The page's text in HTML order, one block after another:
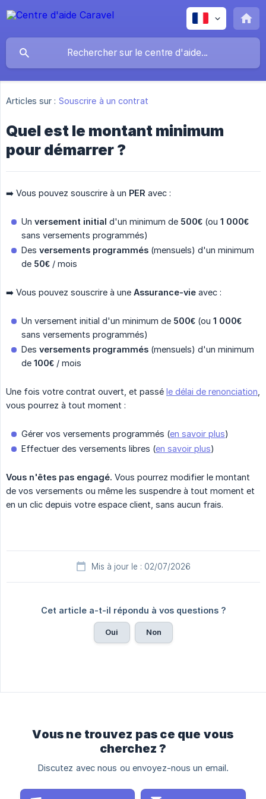
Articles sur : Souscrire à un contrat
Quel est le montant minimum
pour démarrer ?
➡️ Vous pouvez souscrire à un PER avec :
Un versement initial d'un minimum de 500€ (ou 1 000€
sans versements programmés)
Des versements programmés (mensuels) d'un minimum
de 50€ / mois
➡️ Vous pouvez souscrire à une Assurance-vie avec :
Un versement initial d'un minimum de 500€ (ou 1 000€
sans versements programmés)
Des versements programmés (mensuels) d'un minimum
de 100€ / mois
Une fois votre contrat ouvert, et passé le délai de renonciation
vous pourrez à tout moment :
Gérer vos versements programmés (en savoir plus)
Effectuer des versements libres (en savoir plus)
Vous n'êtes pas engagé. Vous pourrez modifier le montant
de vos versements ou même les suspendre à tout moment et
en un clic depuis votre espace client, sans aucun frais.
Mis à jour le : 02/07/2026
Cet article a-t-il répondu à vos questions ?
Oui Non
Vous ne trouvez pas ce que vous
cherchez ?
Discutez avec nous ou envoyez-nous un email.